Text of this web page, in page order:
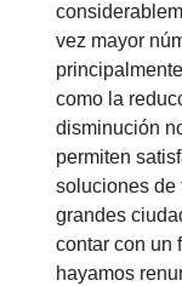
vez mayor
como la
disminución
permiten
soluciones de
grandes
contar con un
hayamos